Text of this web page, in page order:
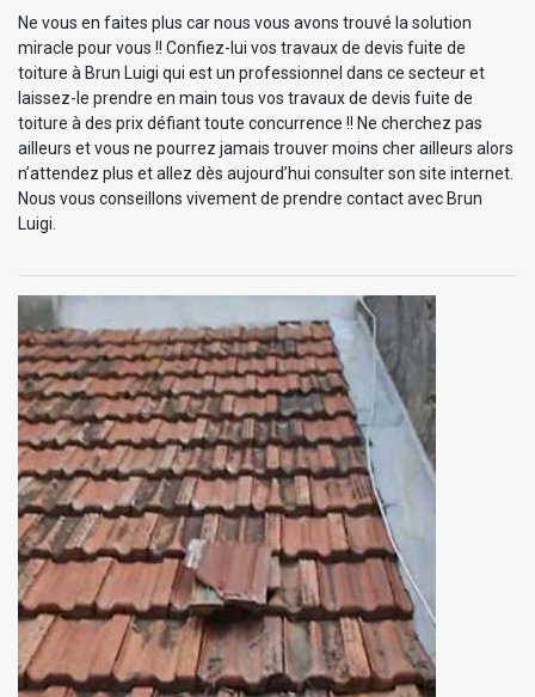
Ne vous en faites plus car nous vous avons trouvé la solution
miracle pour vous !! Confiez-lui vos travaux de devis fuite de
toiture à Brun Luigi qui est un professionnel dans ce secteur et
laissez-le prendre en main tous vos travaux de devis fuite de
toiture à des prix défiant toute concurrence !! Ne cherchez pas
ailleurs et vous ne pourrez jamais trouver moins cher ailleurs alors
n’attendez plus et allez dès aujourd’hui consulter son site internet.
Nous vous conseillons vivement de prendre contact avec Brun
Luigi.